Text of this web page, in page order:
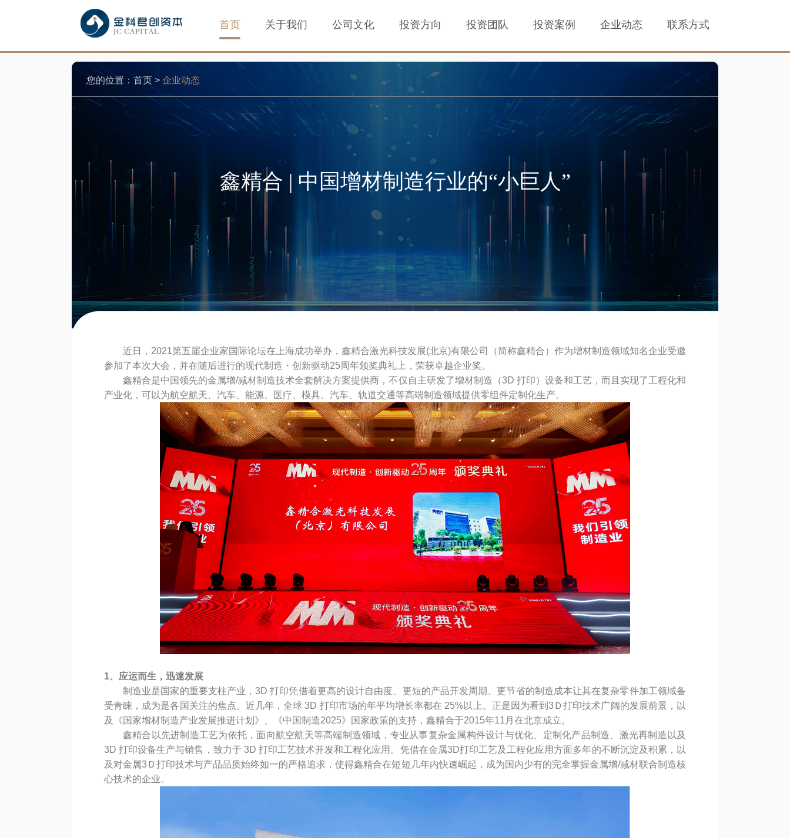
首页 关于我们 公司文化 投资方向 投资团队 投资案例 企业动态 联系方式
您的位置： 首页 > 企业动态
鑫精合 | 中国增材制造行业的“小巨人”
近日，2021第五届企业家国际论坛在上海成功举办，鑫精合激光科技发展(北京)有限公司（简称鑫精合）作为增材制造领域知名企业受邀
参加了本次大会，并在随后进行的现代制造・创新驱动25周年颁奖典礼上，荣获卓越企业奖。
鑫精合是中国领先的金属增/减材制造技术全套解决方案提供商，不仅自主研发了增材制造（3D 打印）设备和工艺，而且实现了工程化和
产业化，可以为航空航天、汽车、能源、医疗、模具、汽车、轨道交通等高端制造领域提供零组件定制化生产。
1、应运而生，迅速发展
制造业是国家的重要支柱产业，3D 打印凭借着更高的设计自由度、更短的产品开发周期、更节省的制造成本让其在复杂零件加工领域备
受青睐，成为是各国关注的焦点。近几年，全球 3D 打印市场的年平均增长率都在 25%以上。正是因为看到3Ｄ打印技术广阔的发展前景，以
及《国家增材制造产业发展推进计划》、《中国制造2025》国家政策的支持，鑫精合于2015年11月在北京成立。
鑫精合以先进制造工艺为依托，面向航空航天等高端制造领域，专业从事复杂金属构件设计与优化、定制化产品制造、激光再制造以及
3D 打印设备生产与销售，致力于 3D 打印工艺技术开发和工程化应用。凭借在金属3D打印工艺及工程化应用方面多年的不断沉淀及积累，以
及对金属3Ｄ打印技术与产品品质始终如一的严格追求，使得鑫精合在短短几年内快速崛起，成为国内少有的完全掌握金属增/减材联合制造核
心技术的企业。